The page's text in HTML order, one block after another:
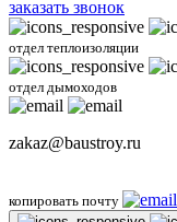
заказать звонок
отдел теплоизоляции
отдел дымоходов
zakaz@baustroy.ru
копировать почту